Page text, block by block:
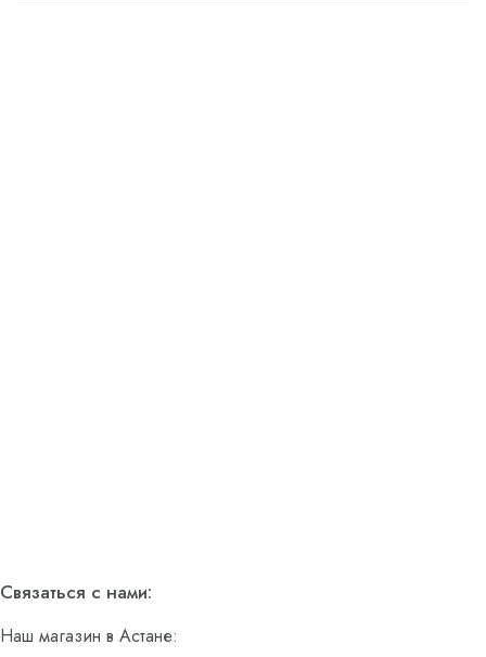
Связаться с нами:
Наш магазин в Астане: